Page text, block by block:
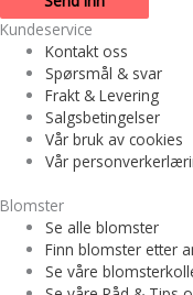
Kundeservice
Kontakt oss
Spørsmål & svar
Frakt & Levering
Salgsbetingelser
Vår bruk av cookies
Vår
Blomster
Se alle blomster
Finn blomster etter
Se våre